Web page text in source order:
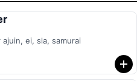
ei, sla, samurai